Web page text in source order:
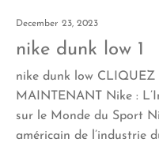
December 23, 2023
nike dunk low 1
nike dunk low CLIQUEZ
MAINTENANT Nike :
sur le Monde du Sport
américain de l’industrie